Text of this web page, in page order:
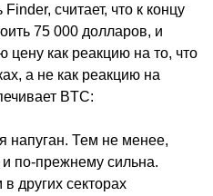
считает, что к концу
75 000 долларов, и
цену как реакцию на то, что
а не как реакцию на
BTC:
напуган. Тем не менее,
по-прежнему сильна.
других секторах